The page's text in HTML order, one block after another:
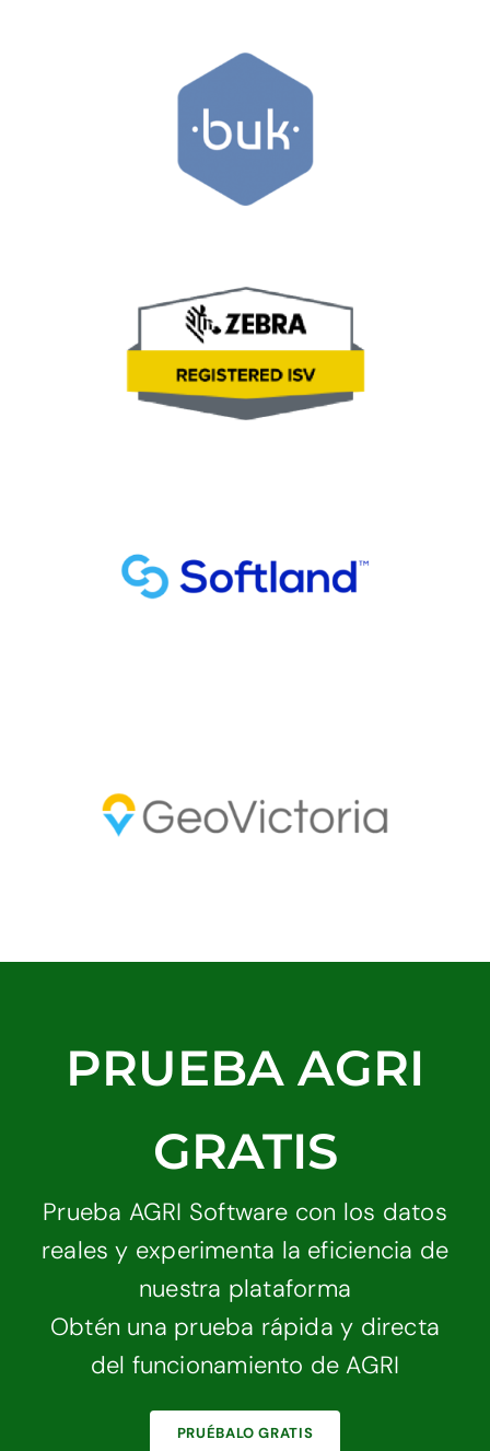
PRUEBA AGRI
GRATIS
Prueba AGRI Software con los datos
reales y experimenta la eficiencia de
nuestra plataforma
Obtén una prueba rápida y directa
del funcionamiento de AGRI
PRUÉBALO GRATIS